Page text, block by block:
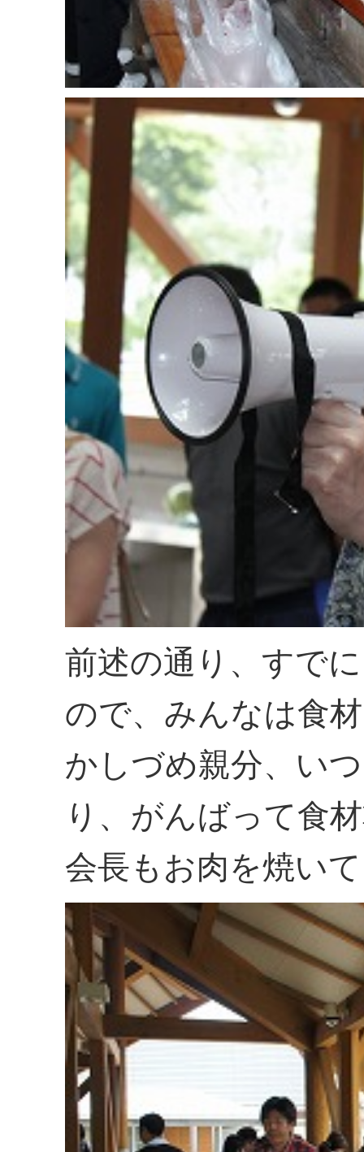
前述の通り、すで
ので、みんなは食
かしづめ親分、い
り、がんばって食
会長もお肉を焼い